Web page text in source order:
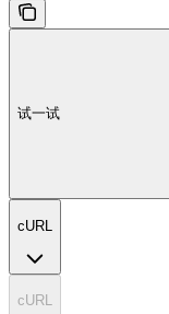
试一试
cURL
cURL